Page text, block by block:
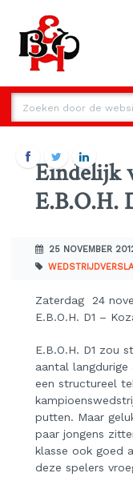
Eindelijk
E.B.O.H.
25 NOVEMBER
Zaterdag 24
E.B.O.H. D1 –
E.B.O.H. D1 zou
aantal langdurige
een structureel
putten. Maar
paar jongens
klasse ook goed
deze spelers